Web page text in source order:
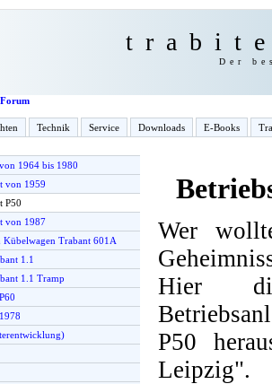
Der
Forum
Technik Service Downloads E-Books
1964 bis 1980
von 1959
P50
von 1987
Trabant 601A
1.1
1.1 Tramp
Wer
Hier
P50
Leipzig".